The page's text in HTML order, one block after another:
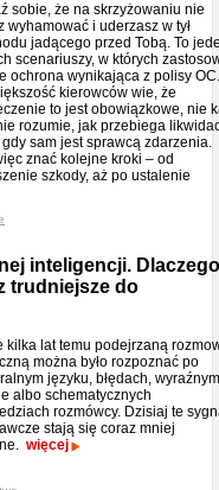
sobie, że na skrzyżowaniu nie
wyhamować i uderzasz w tył
jadącego przed Tobą. To
scenariuszy, w których
ochrona wynikająca z polisy OC.
kierowców wie, że
to jest obowiązkowe, nie
rozumie, jak przebiega
gdy sam jest sprawcą zdarzenia.
znać kolejne kroki – od
szkody, aż po ustalenie
inteligencji. Dlaczego
trudniejsze do
kilka lat temu podejrzaną
można było rozpoznać po
języku, błędach, wyraźnym
albo schematycznych
rozmówcy. Dzisiaj te
stają się coraz mniej
więcej